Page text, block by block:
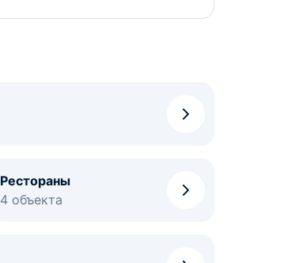
Рестораны
4 объекта